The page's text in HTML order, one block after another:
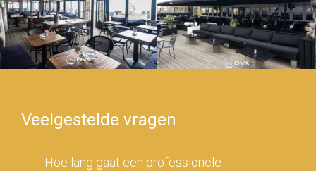
Veelgestelde vragen
Hoe lang gaat een professionele